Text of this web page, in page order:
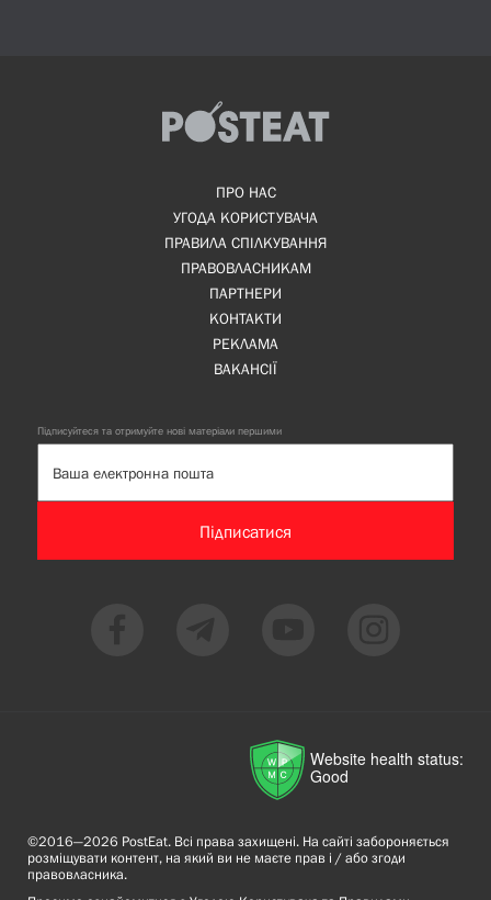
ПРО НАС
УГОДА КОРИСТУВАЧА
ПРАВИЛА СПІЛКУВАННЯ
ПРАВОВЛАСНИКАМ
ПАРТНЕРИ
КОНТАКТИ
РЕКЛАМА
ВАКАНСІЇ
Підписуйтеся та отримуйте нові матеріали першими
Підписатися
Website health status:
Good
©2016—2026 PostEat. Всі права захищені. На сайті забороняється
розміщувати контент, на який ви не маєте прав і / або згоди
правовласника.